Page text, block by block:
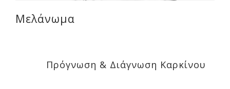
Μελάνωμα
Πρόγνωση & Διάγνωση Καρκίνου